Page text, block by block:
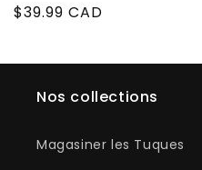
Prix
$39.99 CAD
Nos collections
Magasiner les Tuques